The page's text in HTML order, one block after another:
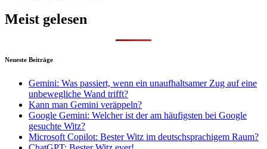
Meist gelesen
Neueste Beiträge
Gemini: Was passiert, wenn ein unaufhaltsamer Zug auf eine
unbewegliche Wand trifft?
Kann man Gemini veräppeln?
Google Gemini: Welcher ist der am häufigsten bei Google
gesuchte Witz?
Microsoft Copilot: Bester Witz im deutschsprachigem Raum?